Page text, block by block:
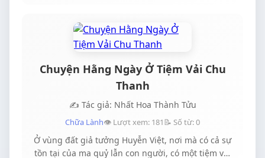
Chuyện Hằng Ngày Ở Tiệm Vải Chu
Thanh
✍️ Tác giả: Nhất Hoa Thành Tửu
Chữa Lành👁️ Lượt xem: 181📝 Số từ: 0
Ở vùng đất giả tưởng Huyễn Việt, nơi mà có cả sự
tồn tại của ma quỷ lẫn con người, có một tiệm vải